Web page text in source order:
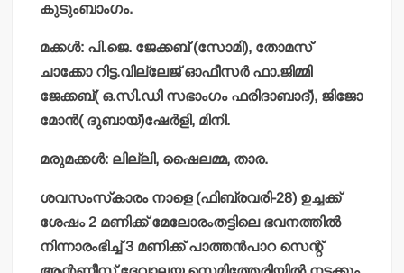
കുടുംബാംഗം.
മക്കള്‍: പി.ജെ. ജേക്കബ് (സോമി), തോമസ്
ചാക്കോ റിട്ട.വില്ലേജ് ഓഫീസര്‍ ഫാ.ജിമ്മി
ജേക്കബ്( ഒ.സി.ഡി സഭാംഗം ഫരിദാബാദ്), ജിജോ
മോന്‍( ദുബായ്)ഷേര്‍ളി, മിനി.
മരുമക്കള്‍: ലില്ലി, ഷൈലമ്മ, താര.
ശവസംസ്‌കാരം നാളെ (ഫിബ്രവരി-28) ഉച്ചക്ക്
ശേഷം 2 മണിക്ക് മേലോരംതട്ടിലെ ഭവനത്തില്‍
നിന്നാരംഭിച്ച് 3 മണിക്ക് പാത്തന്‍പാറ സെന്റ്